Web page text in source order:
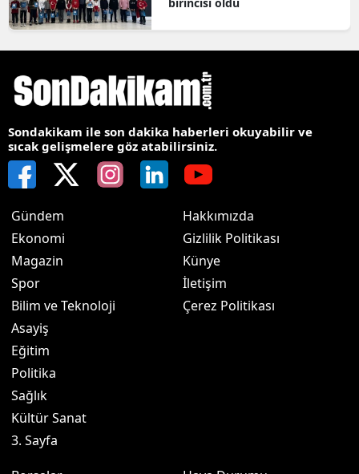
Sondakikam ile son dakika haberleri okuyabilir ve
sıcak gelişmelere göz atabilirsiniz.
Gündem
Ekonomi
Magazin
Spor
Bilim ve Teknoloji
Asayiş
Eğitim
Politika
Sağlık
Kültür Sanat
3. Sayfa
Hakkımızda
Gizlilik Politikası
Künye
İletişim
Çerez Politikası